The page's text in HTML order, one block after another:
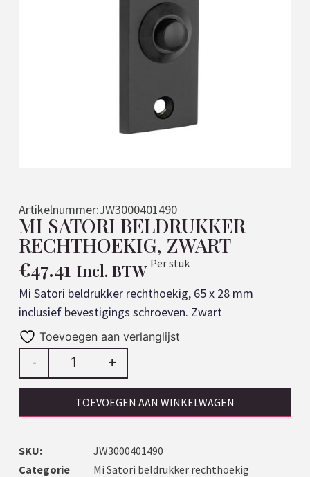
Artikelnummer:JW3000401490
MI SATORI BELDRUKKER
RECHTHOEKIG, ZWART
€47.41 Incl. BTW Per stuk
Mi Satori beldrukker rechthoekig, 65 x 28 mm
inclusief bevestigings schroeven. Zwart
Toevoegen aan verlanglijst
- +
TOEVOEGEN AAN WINKELWAGEN
SKU:
JW3000401490
Categorie
Mi Satori beldrukker rechthoekig